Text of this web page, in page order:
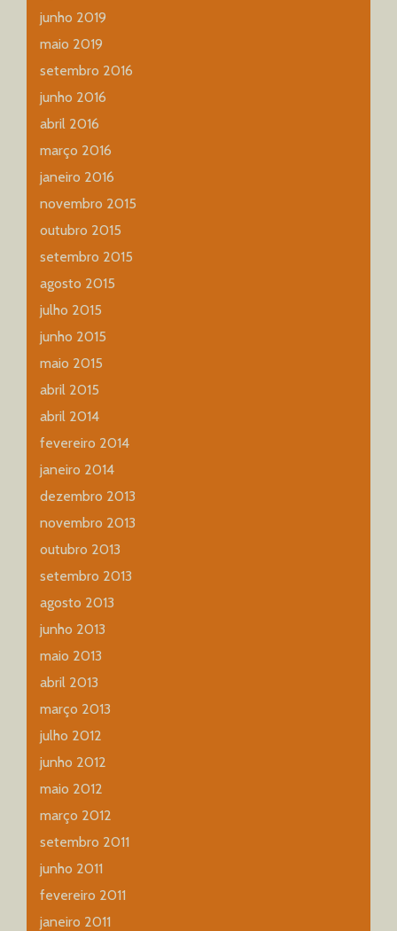
junho 2019
maio 2019
setembro 2016
junho 2016
abril 2016
março 2016
janeiro 2016
novembro 2015
outubro 2015
setembro 2015
agosto 2015
julho 2015
junho 2015
maio 2015
abril 2015
abril 2014
fevereiro 2014
janeiro 2014
dezembro 2013
novembro 2013
outubro 2013
setembro 2013
agosto 2013
junho 2013
maio 2013
abril 2013
março 2013
julho 2012
junho 2012
maio 2012
março 2012
setembro 2011
junho 2011
fevereiro 2011
janeiro 2011